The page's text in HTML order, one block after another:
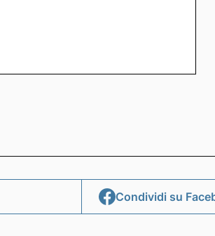
Condividi su